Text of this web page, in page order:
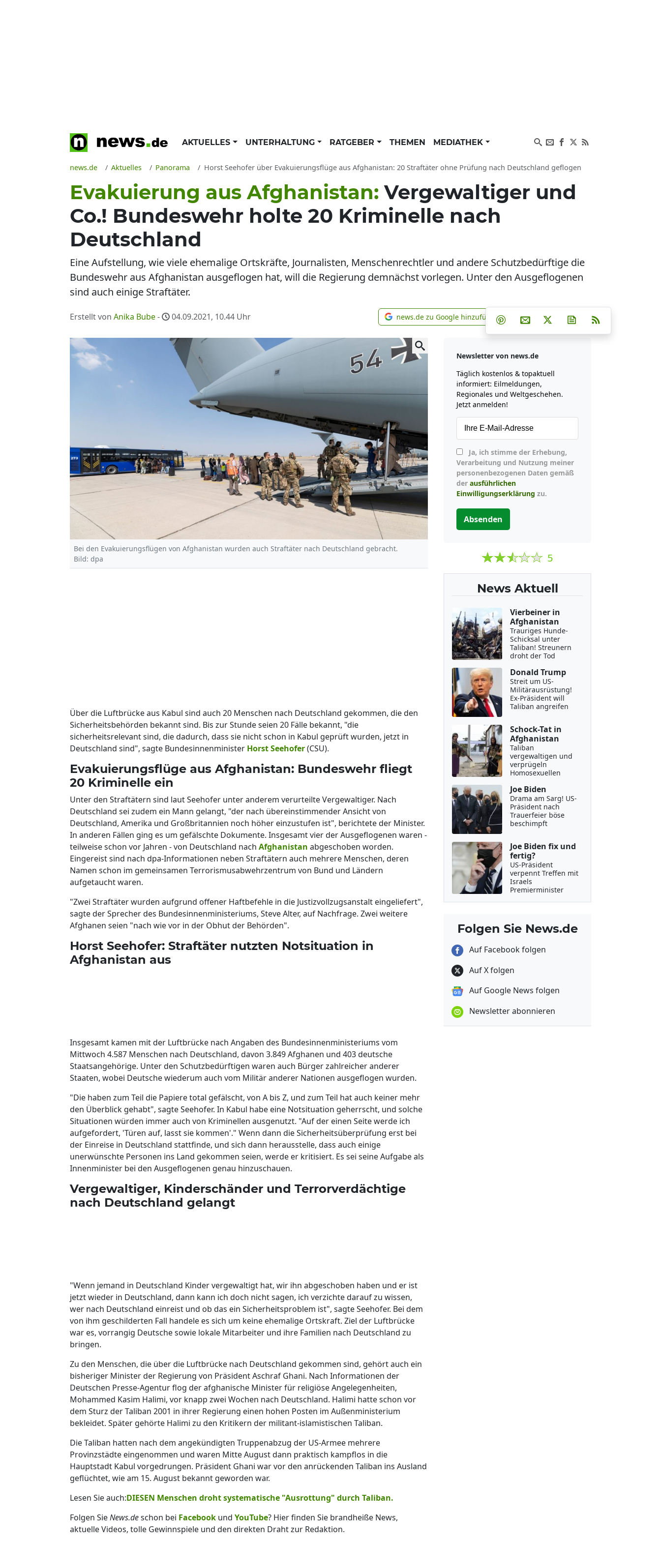
AKTUELLES UNTERHALTUNG RATGEBER THEMEN MEDIATHEK
news.de Aktuelles Panorama Horst Seehofer über Evakuierungsflüge aus Afghanistan: 20 Straftäter ohne Prüfung nach Deutschland geflogen
Evakuierung aus Afghanistan:Vergewaltiger und
Co.! Bundeswehr holte 20 Kriminelle nach
Deutschland
Eine Aufstellung, wie viele ehemalige Ortskräfte, Journalisten, Menschenrechtler und andere Schutzbedürftige die
Bundeswehr aus Afghanistan ausgeflogen hat, will die Regierung demnächst vorlegen. Unter den Ausgeflogenen
sind auch einige Straftäter.
Erstellt von Anika Bube- 04.09.2021, 10.44 Uhr news.de zu Google hinzufügen
news.de zu Google hinzufügen Teilen auf Facebook
Teilen auf Whatsapp
Teilen auf Telegram
Teilen auf Pinterest
Per E-Mail teilen
Post auf XNewsletter
Bei den Evakuierungsflügen von Afghanistan wurden auch Straftäter nach Deutschland gebracht.
Bild: dpa
Über die Luftbrücke aus Kabul sind auch 20 Menschen nach Deutschland gekommen, die den
Sicherheitsbehörden bekannt sind. Bis zur Stunde seien 20 Fälle bekannt, "die
sicherheitsrelevant sind, die dadurch, dass sie nicht schon in Kabul geprüft wurden, jetzt in
Deutschland sind", sagte Bundesinnenminister Horst Seehofer(CSU).
Evakuierungsflüge aus Afghanistan: Bundeswehr fliegt
20 Kriminelle ein
Unter den Straftätern sind laut Seehofer unter anderem verurteilte Vergewaltiger. Nach
Deutschland sei zudem ein Mann gelangt, "der nach übereinstimmender Ansicht von
Deutschland, Amerika und Großbritannien noch höher einzustufen ist", berichtete der Minister.
In anderen Fällen ging es um gefälschte Dokumente. Insgesamt vier der Ausgeflogenen waren -
teilweise schon vor Jahren - von Deutschland nach Afghanistan abgeschoben worden.
Eingereist sind nach dpa-Informationen neben Straftätern auch mehrere Menschen, deren
Namen schon im gemeinsamen Terrorismusabwehrzentrum von Bund und Ländern
aufgetaucht waren.
"Zwei Straftäter wurden aufgrund offener Haftbefehle in die Justizvollzugsanstalt eingeliefert",
sagte der Sprecher des Bundesinnenministeriums, Steve Alter, auf Nachfrage. Zwei weitere
Afghanen seien "nach wie vor in der Obhut der Behörden".
Horst Seehofer: Straftäter nutzten Notsituation in
Afghanistan aus
Insgesamt kamen mit der Luftbrücke nach Angaben des Bundesinnenministeriums vom
Mittwoch 4.587 Menschen nach Deutschland, davon 3.849 Afghanen und 403 deutsche
Staatsangehörige. Unter den Schutzbedürftigen waren auch Bürger zahlreicher anderer
Staaten, wobei Deutsche wiederum auch vom Militär anderer Nationen ausgeflogen wurden.
"Die haben zum Teil die Papiere total gefälscht, von A bis Z, und zum Teil hat auch keiner mehr
den Überblick gehabt", sagte Seehofer. In Kabul habe eine Notsituation geherrscht, und solche
Situationen würden immer auch von Kriminellen ausgenutzt. "Auf der einen Seite werde ich
aufgefordert, 'Türen auf, lasst sie kommen'." Wenn dann die Sicherheitsüberprüfung erst bei
der Einreise in Deutschland stattfinde, und sich dann herausstelle, dass auch einige
unerwünschte Personen ins Land gekommen seien, werde er kritisiert. Es sei seine Aufgabe als
Innenminister bei den Ausgeflogenen genau hinzuschauen.
Vergewaltiger, Kinderschänder und Terrorverdächtige
nach Deutschland gelangt
"Wenn jemand in Deutschland Kinder vergewaltigt hat, wir ihn abgeschoben haben und er ist
jetzt wieder in Deutschland, dann kann ich doch nicht sagen, ich verzichte darauf zu wissen,
wer nach Deutschland einreist und ob das ein Sicherheitsproblem ist", sagte Seehofer. Bei dem
von ihm geschilderten Fall handele es sich um keine ehemalige Ortskraft. Ziel der Luftbrücke
war es, vorrangig Deutsche sowie lokale Mitarbeiter und ihre Familien nach Deutschland zu
bringen.
Zu den Menschen, die über die Luftbrücke nach Deutschland gekommen sind, gehört auch ein
bisheriger Minister der Regierung von Präsident Aschraf Ghani. Nach Informationen der
Deutschen Presse-Agentur flog der afghanische Minister für religiöse Angelegenheiten,
Mohammed Kasim Halimi, vor knapp zwei Wochen nach Deutschland. Halimi hatte schon vor
dem Sturz der Taliban 2001 in ihrer Regierung einen hohen Posten im Außenministerium
bekleidet. Später gehörte Halimi zu den Kritikern der militant-islamistischen Taliban.
Die Taliban hatten nach dem angekündigten Truppenabzug der US-Armee mehrere
Provinzstädte eingenommen und waren Mitte August dann praktisch kampflos in die
Hauptstadt Kabul vorgedrungen. Präsident Ghani war vor den anrückenden Taliban ins Ausland
geflüchtet, wie am 15. August bekannt geworden war.
Lesen Sie auch:DIESEN Menschen droht systematische "Ausrottung" durch Taliban.
Folgen SieNews.deschon bei Facebook und YouTube? Hier finden Sie brandheiße News,
aktuelle Videos, tolle Gewinnspiele und den direkten Draht zur Redaktion.
Newsletter von news.de
Täglich kostenlos & topaktuell
informiert: Eilmeldungen,
Regionales und Weltgeschehen.
Jetzt anmelden!
Verarbeitung und Nutzung meiner
personenbezogenen Daten gemäß
der ausführlichen
Einwilligungserklärung zu.
Absenden
5
News Aktuell
Vierbeiner in
Afghanistan
Trauriges Hunde-
Schicksal unter
Taliban! Streunern
droht der Tod
Donald Trump
Streit um US-
Militärausrüstung!
Ex-Präsident will
Taliban angreifen
Schock-Tat in
Afghanistan
Taliban
vergewaltigen und
verprügeln
Homosexuellen
Joe Biden
Drama am Sarg! US-
Präsident nach
Trauerfeier böse
beschimpft
Joe Biden fix und
fertig?
US-Präsident
verpennt Treffen mit
Israels
Premierminister
Folgen Sie News.de
Auf Facebook folgen
Auf X folgen
Auf Google News folgen
Newsletter abonnieren